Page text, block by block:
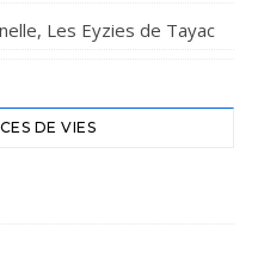
Les Eyzies de Tayac
DE VIES